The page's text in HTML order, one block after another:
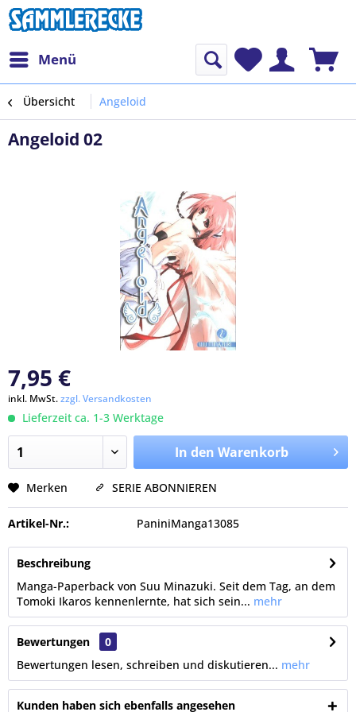
Menü
Übersicht Angeloid
Angeloid 02
7,95 €
inkl. MwSt.zzgl. Versandkosten
Lieferzeit ca. 1-3 Werktage
In den Warenkorb
Merken SERIE ABONNIEREN
Artikel-Nr.: PaniniManga13085
Beschreibung
Manga-Paperback von Suu Minazuki. Seit dem Tag, an dem
Tomoki Ikaros kennenlernte, hat sich sein... mehr
Bewertungen
0
Bewertungen lesen, schreiben und diskutieren... mehr
Kunden haben sich ebenfalls angesehen